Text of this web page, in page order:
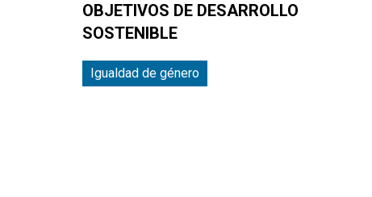
OBJETIVOS DE DESARROLLO
SOSTENIBLE
Igualdad de género